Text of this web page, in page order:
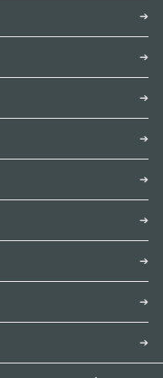
➔
➔
➔
➔
➔
➔
➔
➔
➔